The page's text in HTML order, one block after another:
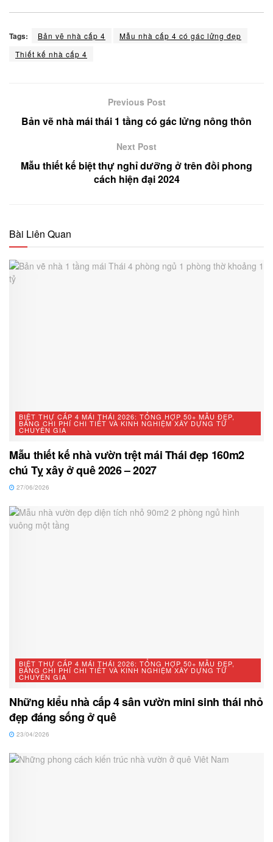
Tags: Bản vẽ nhà cấp 4
Mẫu nhà cấp 4 có gác lửng đẹp
Thiết kế nhà cấp 4
Previous Post
Bản vẽ nhà mái thái 1 tầng có gác lửng nông thôn
Next Post
Mẫu thiết kế biệt thự nghỉ dưỡng ở trên đồi phong
cách hiện đại 2024
Bài Liên Quan
BIỆT THỰ CẤP 4 MÁI THÁI 2026: TỔNG HỢP 50+ MẪU ĐẸP,
BẢNG CHI PHÍ CHI TIẾT VÀ KINH NGHIỆM XÂY DỰNG TỪ
CHUYÊN GIA
Mẫu thiết kế nhà vườn trệt mái Thái đẹp 160m2
chú Tỵ xây ở quê 2026 – 2027
27/06/2026
BIỆT THỰ CẤP 4 MÁI THÁI 2026: TỔNG HỢP 50+ MẪU ĐẸP,
BẢNG CHI PHÍ CHI TIẾT VÀ KINH NGHIỆM XÂY DỰNG TỪ
CHUYÊN GIA
Những kiểu nhà cấp 4 sân vườn mini sinh thái nhỏ
đẹp đáng sống ở quê
23/04/2026